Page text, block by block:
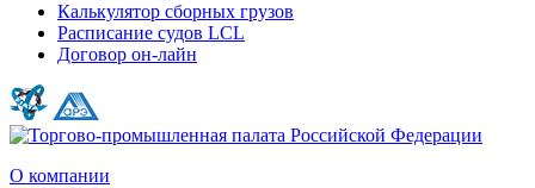
Калькулятор сборных грузов
Расписание судов LCL
Договор он-лайн
О компании